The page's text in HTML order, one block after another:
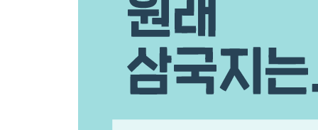
한중 닭갈비, 맛없어도 못 버려
관우 실언, 입은 화를 부르는 문, 혀는 목을 자르는
방덕의 패배, 아프니까 청춘이다
관우의 수술, 지금까지 이런 환자는 없었다
동오의 역습, 형주 상륙 작전